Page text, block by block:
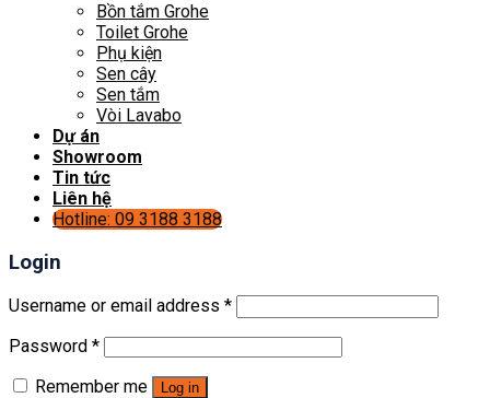
Bồn tắm Grohe
Toilet Grohe
Phụ kiện
Sen cây
Sen tắm
Vòi Lavabo
Dự án
Showroom
Tin tức
Liên hệ
Hotline: 09 3188 3188
Login
Username or email address *
Password *
Remember me
Log in